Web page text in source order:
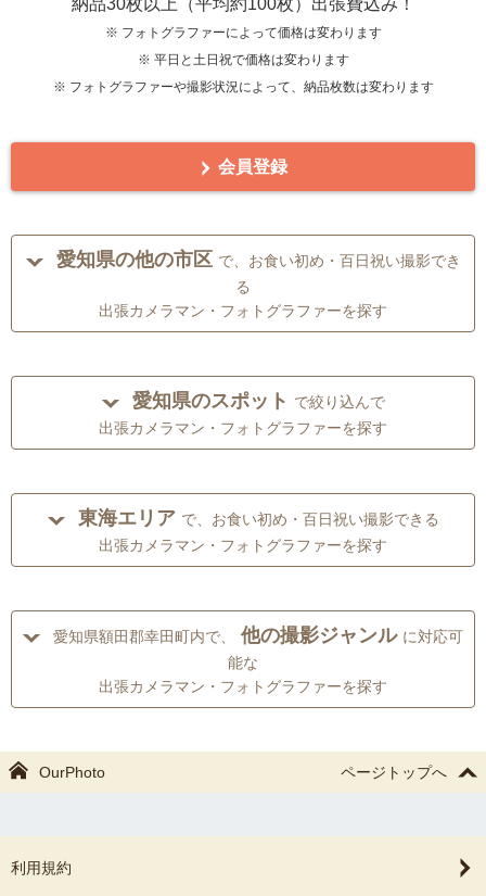
納品30枚以上（平均約100枚）出張費込み！
※ フォトグラファーによって価格は変わります
※ 平日と土日祝で価格は変わります
※ フォトグラファーや撮影状況によって、納品枚数は変わります
会員登録
愛知県の他の市区 で、お食い初め・百日祝い撮影でき
る
出張カメラマン・フォトグラファーを探す
愛知県のスポット で絞り込んで
出張カメラマン・フォトグラファーを探す
東海エリア で、お食い初め・百日祝い撮影できる
出張カメラマン・フォトグラファーを探す
愛知県額田郡幸田町内で、 他の撮影ジャンル に対応可
能な
出張カメラマン・フォトグラファーを探す
OurPhoto ページトップへ
利用規約